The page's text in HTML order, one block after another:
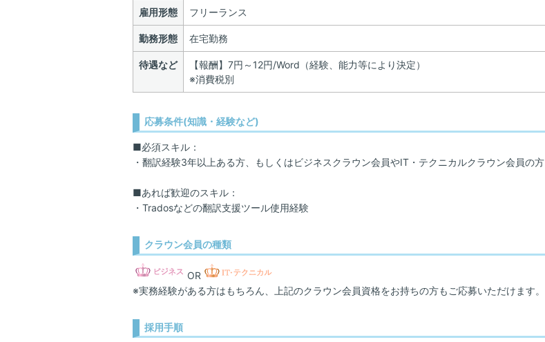
雇用形態 フリーランス
勤務形態 在宅勤務
待遇など
【報酬】7円～12円/Word（経験、能力等により決定）
※消費税別
応募条件(知識・経験など)
■必須スキル：
・翻訳経験3年以上ある方、もしくはビジネスクラウン会員やIT・テクニカルクラウン会員の方
■あれば歓迎のスキル：
・Tradosなどの翻訳支援ツール使用経験
クラウン会員の種類
OR
※実務経験がある方はもちろん、上記のクラウン会員資格をお持ちの方もご応募いただけます。
採用手順